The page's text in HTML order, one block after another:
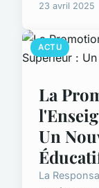
23 avril 2025
ACTU
La
Un
La